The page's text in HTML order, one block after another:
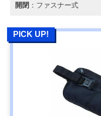
開閉 ：ファスナー式
PICK UP!